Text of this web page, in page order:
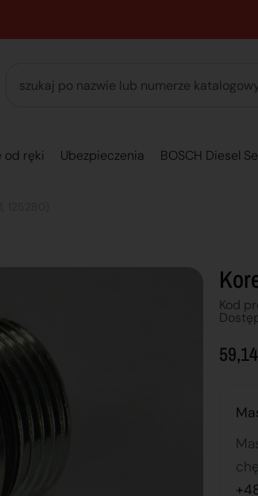
89 762 00 69 - Pomoc
od ręki Ubezpieczenia BOSCH Diesel
Kod
59,14